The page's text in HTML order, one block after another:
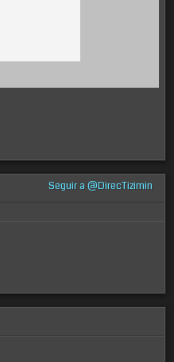
Seguir a @DirecTizimin